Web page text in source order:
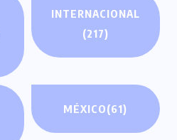
INTERNACIONAL
(217)
MÉXICO(61)